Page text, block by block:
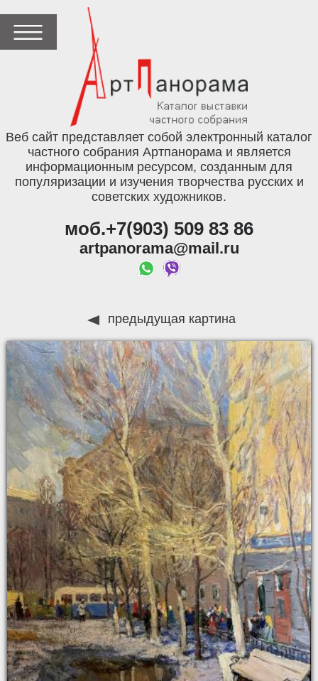
Веб сайт представляет собой электронный каталог
частного собрания Артпанорама и является
информационным ресурсом, созданным для
популяризации и изучения творчества русских и
советских художников.
моб.+7(903) 509 83 86
artpanorama@mail.ru
предыдущая картина